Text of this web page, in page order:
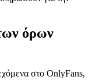
όρων
στο OnlyFans,